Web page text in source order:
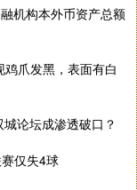
机构本外币资产总额
爪发黑，表面有白
论坛成渗透破口？
仅失4球